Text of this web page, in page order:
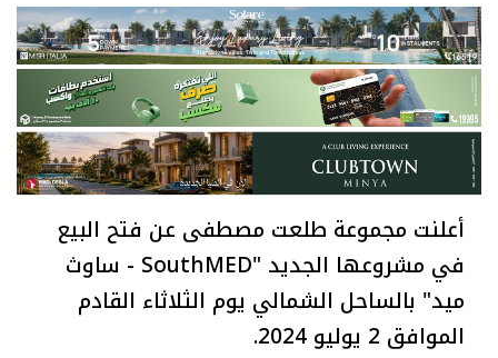
أعلنت مجموعة طلعت مصطفى عن فتح البيع
في مشروعها الجديد "SouthMED - ساوث
ميد" بالساحل الشمالي يوم الثلاثاء القادم
الموافق 2 يوليو 2024.